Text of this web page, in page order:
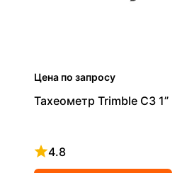
Цена по запросу
Тахеометр Trimble C3 1”
4.8
Рейтинг 4.8 из 5